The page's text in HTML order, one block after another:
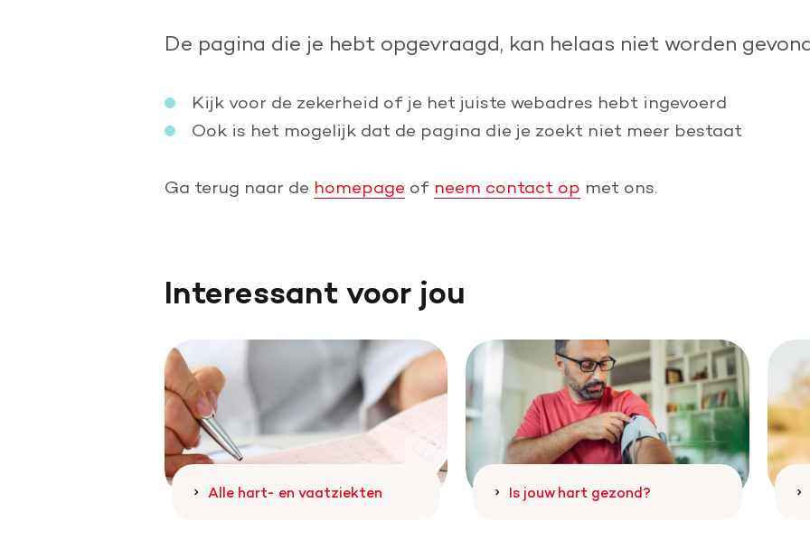
Geef periodiek Word burgerhulpverlener
De pagina die je hebt opgevraagd, kan helaas niet worden
Kijk voor de zekerheid of je het juiste webadres hebt ingevoerd
Ook is het mogelijk dat de pagina die je zoekt niet meer bestaat
Ga terug naar de homepage of neem contact op met ons.
Interessant voor jou
Alle hart- en vaatziekten Is jouw hart gezond?